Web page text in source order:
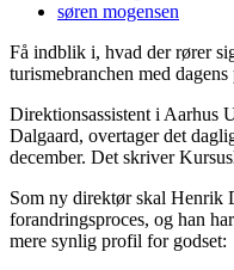
søren mogensen
Få indblik i, hvad der rører
turismebranchen med dagens
Direktionsassistent i Aarhus
Dalgaard, overtager det
december. Det skriver
Som ny direktør skal Henrik
forandringsproces, og han
mere synlig profil for godset: